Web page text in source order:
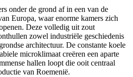
onder de grond af in een van de
Europa, waar enorme kamers zich
Deze volledig uit zout
zowel industriële geschiedenis
architectuur. De constante koele
microklimaat creëren een aparte
hallen loopt die ooit centraal
van Roemenië.